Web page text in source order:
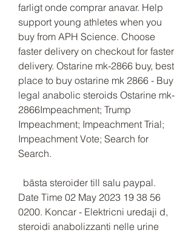
farligt onde comprar anavar. Help
support young athletes when you
buy from APH Science. Choose
faster delivery on checkout for faster
delivery. Ostarine mk-2866 buy, best
place to buy ostarine mk 2866 - Buy
legal anabolic steroids Ostarine mk-
2866Impeachment; Trump
Impeachment; Impeachment Trial;
Impeachment Vote; Search for
Search.
  bästa steroider till salu paypal.
Date Time 02 May 2023 19 38 56
0200. Koncar - Elektricni uredaji d,
steroidi anabolizzanti nelle urine